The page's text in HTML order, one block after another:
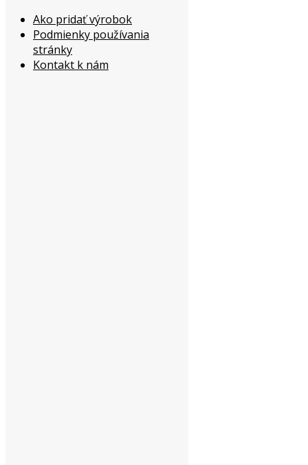
Ako pridať výrobok
Podmienky používania
stránky
Kontakt k nám